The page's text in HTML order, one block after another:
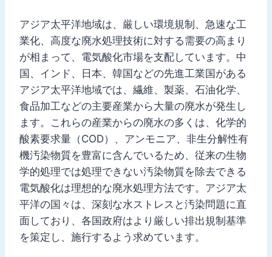
アジア太平洋地域は、厳しい環境規制、急速な工
業化、高度な廃水処理技術に対する需要の高まり
が相まって、電気酸化市場を支配しています。中
国、インド、日本、韓国などの先進工業国がある
アジア太平洋地域では、繊維、製薬、石油化学、
食品加工などの主要産業から大量の廃水が発生し
ます。これらの産業からの廃水の多くは、化学的
酸素要求量（COD）、アンモニア、非生分解性有
機汚染物質を豊富に含んでいるため、従来の生物
学的処理では処理できない汚染物質を除去できる
電気酸化は理想的な廃水処理方法です。アジア太
平洋の国々は、深刻な水ストレスと汚染問題に直
面しており、各国政府はより厳しい排出規制基準
を策定し、施行するよう求めています。